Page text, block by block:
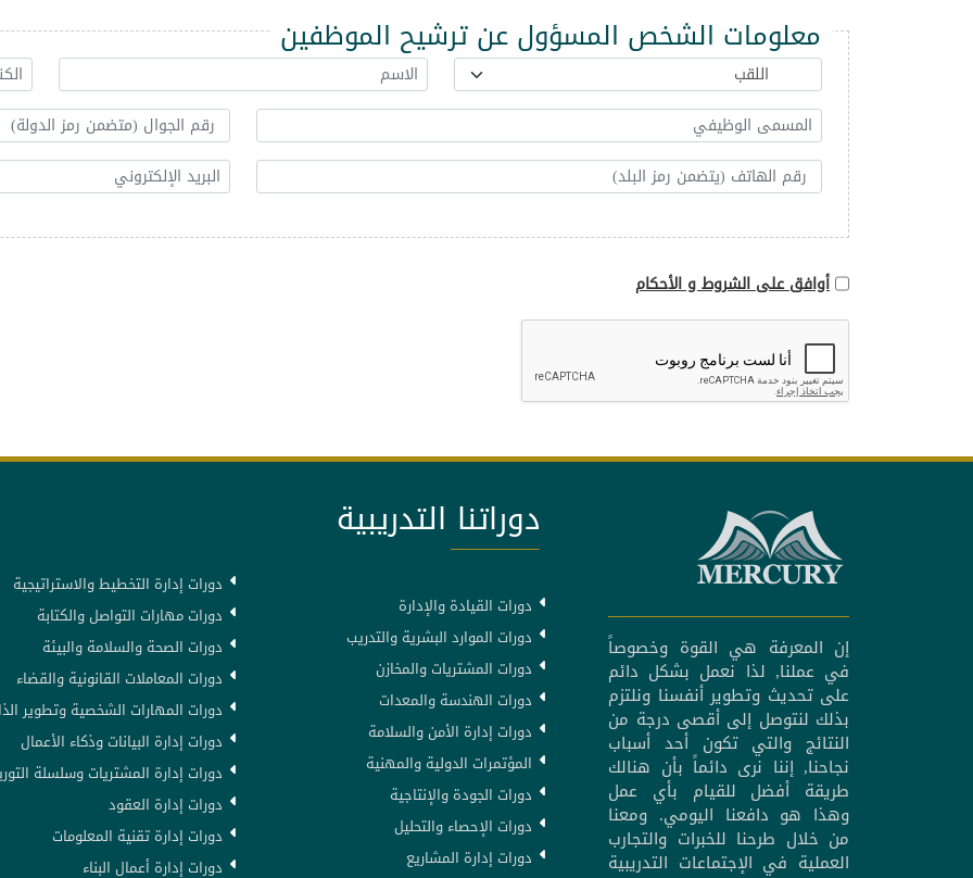
معلومات الشخص المسؤول عن ترشيح الموظفين
أوافق على الشروط و الأحكام
إن المعرفة هي القوة وخصوصاً
في عملنا, لذا نعمل بشكل دائم
على تحديث وتطوير أنفسنا ونلتزم
بذلك لنتوصل إلى أقصى درجة من
النتائج والتي تكون أحد أسباب
نجاحنا, إننا نرى دائماً بأن هنالك
طريقة أفضل للقيام بأي عمل
وهذا هو دافعنا اليومي. ومعنا
من خلال طرحنا للخبرات والتجارب
العملية في الإجتماعات التدريبية
دوراتنا التدريبية
دورات القيادة والإدارة
دورات الموارد البشرية والتدريب
دورات المشتريات والمخازن
دورات الهندسة والمعدات
دورات إدارة الأمن والسلامة
المؤتمرات الدولية والمهنية
دورات الجودة والإنتاجية
دورات الإحصاء والتحليل
دورات إدارة المشاريع
دورات إدارة التخطيط والاستراتيجية
دورات مهارات التواصل والكتابة
دورات الصحة والسلامة والبيئة
دورات المعاملات القانونية والقضاء
دورات المهارات الشخصية وتطوير
دورات إدارة البيانات وذكاء الأعمال
دورات إدارة المشتريات وسلسلة
دورات إدارة العقود
دورات إدارة تقنية المعلومات
دورات إدارة أعمال البناء